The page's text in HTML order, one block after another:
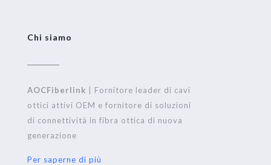
Chi siamo
AOCFiberlink | Fornitore leader di cavi
ottici attivi OEM e fornitore di soluzioni
di connettività in fibra ottica di nuova
generazione
Per saperne di più